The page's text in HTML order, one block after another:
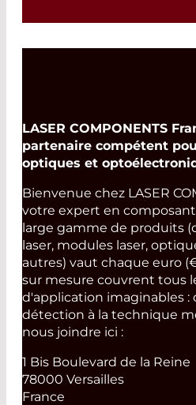
Read More
LASER COMPONENTS
partenaire compétent
optiques et
Bienvenue chez LASER
votre expert en
large gamme de produits
laser, modules laser,
autres) vaut chaque euro
sur mesure couvrent tous
d'application imaginables :
détection à la technique
nous joindre ici :
1 Bis Boulevard de la Reine
78000 Versailles
France